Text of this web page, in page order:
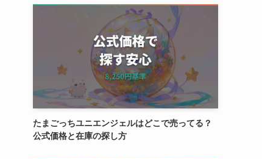
たまごっちユニエンジェルはどこで売ってる？
公式価格と在庫の探し方